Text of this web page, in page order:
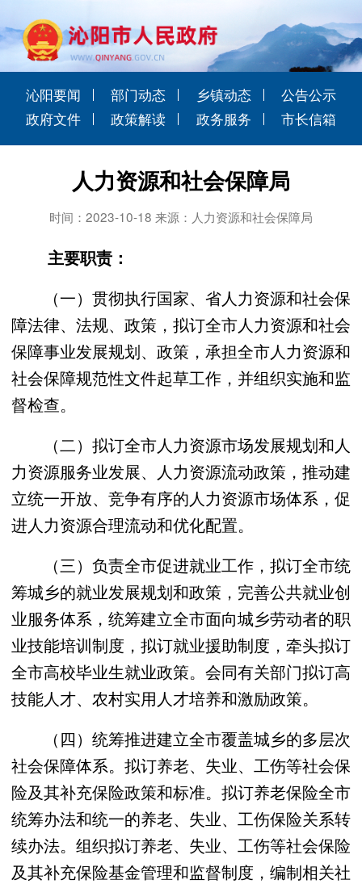
沁阳要闻 部门动态 乡镇动态
公告公示
政府文件
政策解读 政务服务 市长信箱
人力资源和社会保障局
时间：2023-10-18 来源：人力资源和社会保障局
主要职责：
（一）贯彻执行国家、省人力资源和社会保
障法律、法规、政策，拟订全市人力资源和社会
保障事业发展规划、政策，承担全市人力资源和
社会保障规范性文件起草工作，并组织实施和监
督检查。
（二）拟订全市人力资源市场发展规划和人
力资源服务业发展、人力资源流动政策，推动建
立统一开放、竞争有序的人力资源市场体系，促
进人力资源合理流动和优化配置。
（三）负责全市促进就业工作，拟订全市统
筹城乡的就业发展规划和政策，完善公共就业创
业服务体系，统筹建立全市面向城乡劳动者的职
业技能培训制度，拟订就业援助制度，牵头拟订
全市高校毕业生就业政策。会同有关部门拟订高
技能人才、农村实用人才培养和激励政策。
（四）统筹推进建立全市覆盖城乡的多层次
社会保障体系。拟订养老、失业、工伤等社会保
险及其补充保险政策和标准。拟订养老保险全市
统筹办法和统一的养老、失业、工伤保险关系转
续办法。组织拟订养老、失业、工伤等社会保险
及其补充保险基金管理和监督制度，编制相关社